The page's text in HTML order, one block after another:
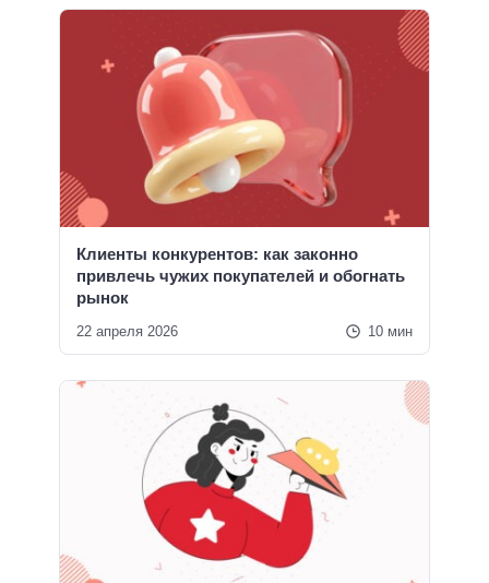
Клиенты конкурентов: как законно
привлечь чужих покупателей и обогнать
рынок
22 апреля 2026 10 мин